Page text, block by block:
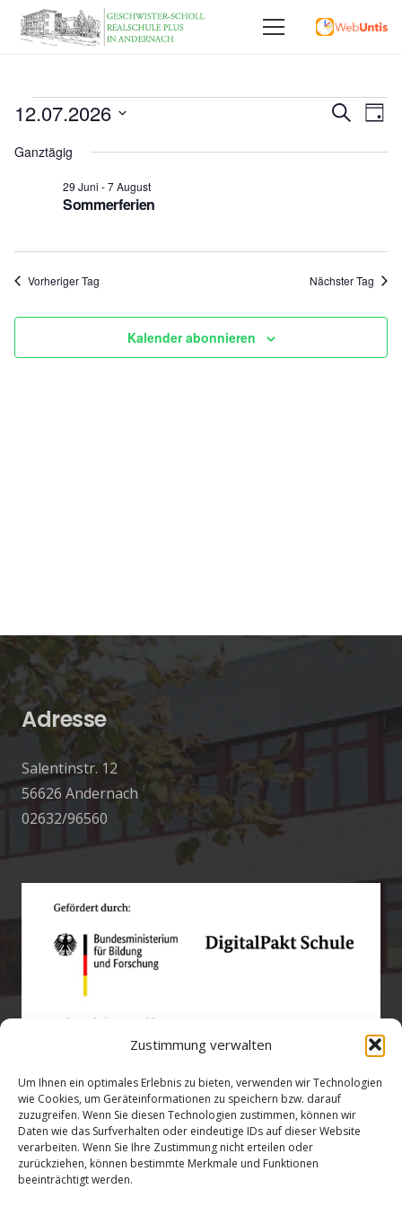
Zustimmung verwalten
Um Ihnen ein optimales Erlebnis zu bieten, verwenden wir Technologien
wie Cookies, um Geräteinformationen zu speichern bzw. darauf
zuzugreifen. Wenn Sie diesen Technologien zustimmen, können wir
Daten wie das Surfverhalten oder eindeutige IDs auf dieser Website
verarbeiten. Wenn Sie Ihre Zustimmung nicht erteilen oder
zurückziehen, können bestimmte Merkmale und Funktionen
beeinträchtigt werden.
Veranstaltungen
Für
Juli
,
2026
SucheTag
12.07.2026
wählen.
Ganztägig
Sommerferien
29 Juni -7 August
Vorheriger Tag Nächster Tag
Kalender abonnieren
Adresse
Salentinstr. 12
56626 Andernach
02632/96560
Öffnungszeiten